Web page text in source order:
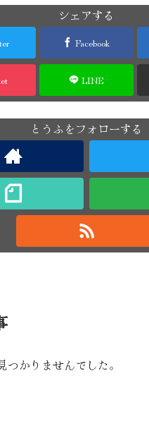
シェアする
Facebook
LINE
とうふをフォローする
つかりませんでした。